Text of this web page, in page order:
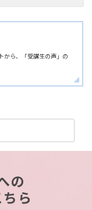
から、「受講生の声」の
の
ら